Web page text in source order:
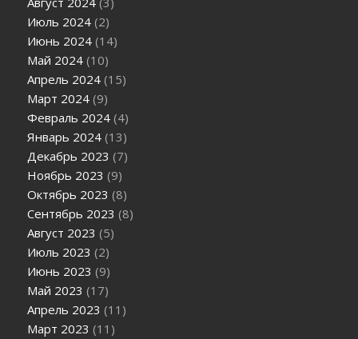
Июль 2024 (2)
Июнь 2024 (14)
Май 2024 (10)
Апрель 2024 (15)
Март 2024 (9)
Февраль 2024 (4)
Январь 2024 (13)
Декабрь 2023 (7)
Ноябрь 2023 (9)
Октябрь 2023 (8)
Сентябрь 2023 (8)
Август 2023 (5)
Июль 2023 (2)
Июнь 2023 (9)
Май 2023 (17)
Апрель 2023 (11)
Март 2023 (11)